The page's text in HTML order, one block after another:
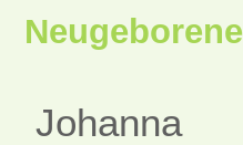
Neugeborene
Johanna